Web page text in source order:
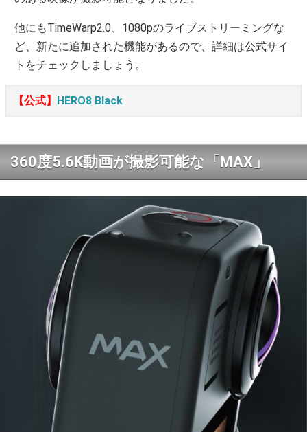
他にもTimeWarp2.0、1080pのライブストリーミングな
ど、新たに追加された機能があるので、詳細は公式サイ
トをチェックしましょう。
【公式】 HERO8 Black
360度5.6K動画が撮影可能な「MAX」